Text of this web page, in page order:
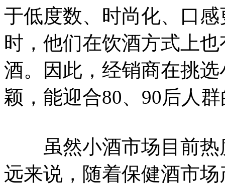
于低度数、时尚化、口
时，他们在饮酒方式上
酒。因此，经销商在挑
颖，能迎合80、90后人
虽然小酒市场目前热
远来说，随着保健酒市